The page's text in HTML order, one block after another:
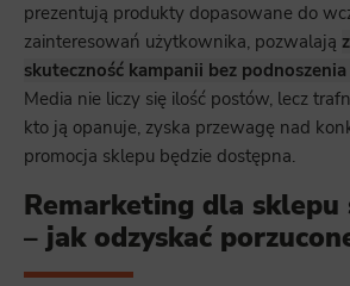
prezentują produkty dopasowane do
zainteresowań użytkownika, pozwalają
skuteczność kampanii bez
Media nie liczy się ilość postów, lecz
kto ją opanuje, zyska przewagę nad
promocja sklepu będzie dostępna.
Remarketing dla
– jak odzyskać